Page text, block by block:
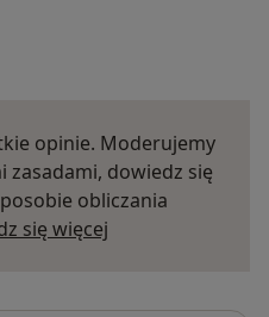
opinie. Moderujemy
zasadami, dowiedz się
obliczania
się więcej